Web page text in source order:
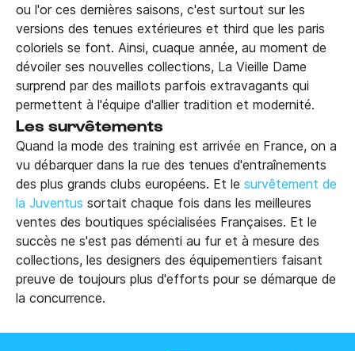
ou l'or ces dernières saisons, c'est surtout sur les
versions des tenues extérieures et third que les paris
coloriels se font. Ainsi, cuaque année, au moment de
dévoiler ses nouvelles collections, La Vieille Dame
surprend par des maillots parfois extravagants qui
permettent à l'équipe d'allier tradition et modernité.
Les survêtements
Quand la mode des training est arrivée en France, on a
vu débarquer dans la rue des tenues d'entraînements
des plus grands clubs européens. Et le survêtement de
la Juventus sortait chaque fois dans les meilleures
ventes des boutiques spécialisées Françaises. Et le
succès ne s'est pas démenti au fur et à mesure des
collections, les designers des équipementiers faisant
preuve de toujours plus d'efforts pour se démarque de
la concurrence.